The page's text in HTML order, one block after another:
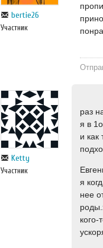
bertie26
Участник
Ketty
Участник
раз
я в
и как
я
нее